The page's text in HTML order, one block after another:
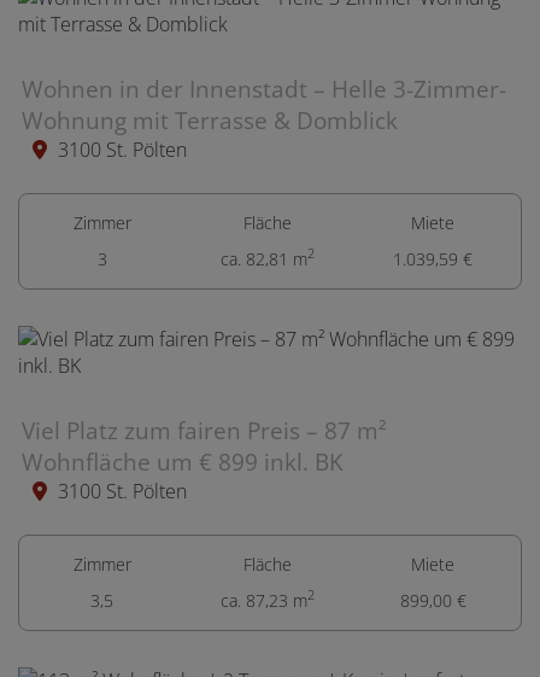
Wohnen in der Innenstadt – Helle 3-Zimmer-
Wohnung mit Terrasse & Domblick
3100 St. Pölten
Zimmer
3
Fläche
ca. 82,81 m2
Miete
1.039,59 €
Viel Platz zum fairen Preis – 87 m²
Wohnfläche um € 899 inkl. BK
3100 St. Pölten
Zimmer
3,5
Fläche
ca. 87,23 m2
Miete
899,00 €